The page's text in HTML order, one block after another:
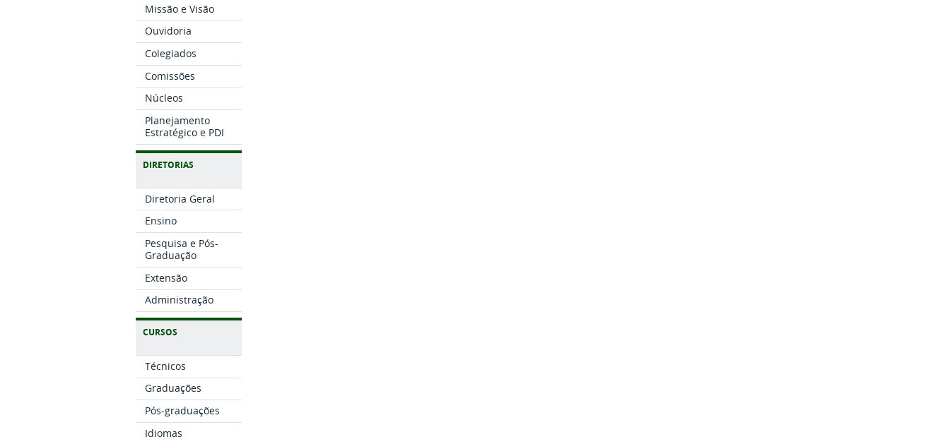
Missão e Visão
Ouvidoria
Colegiados
Comissões
Núcleos
Planejamento
Estratégico e PDI
DIRETORIAS
Diretoria Geral
Ensino
Pesquisa e Pós-
Graduação
Extensão
Administração
CURSOS
Técnicos
Graduações
Pós-graduações
Idiomas